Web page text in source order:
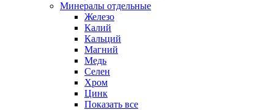
Минералы отдельные
Железо
Калий
Кальций
Магний
Медь
Селен
Хром
Цинк
Показать все